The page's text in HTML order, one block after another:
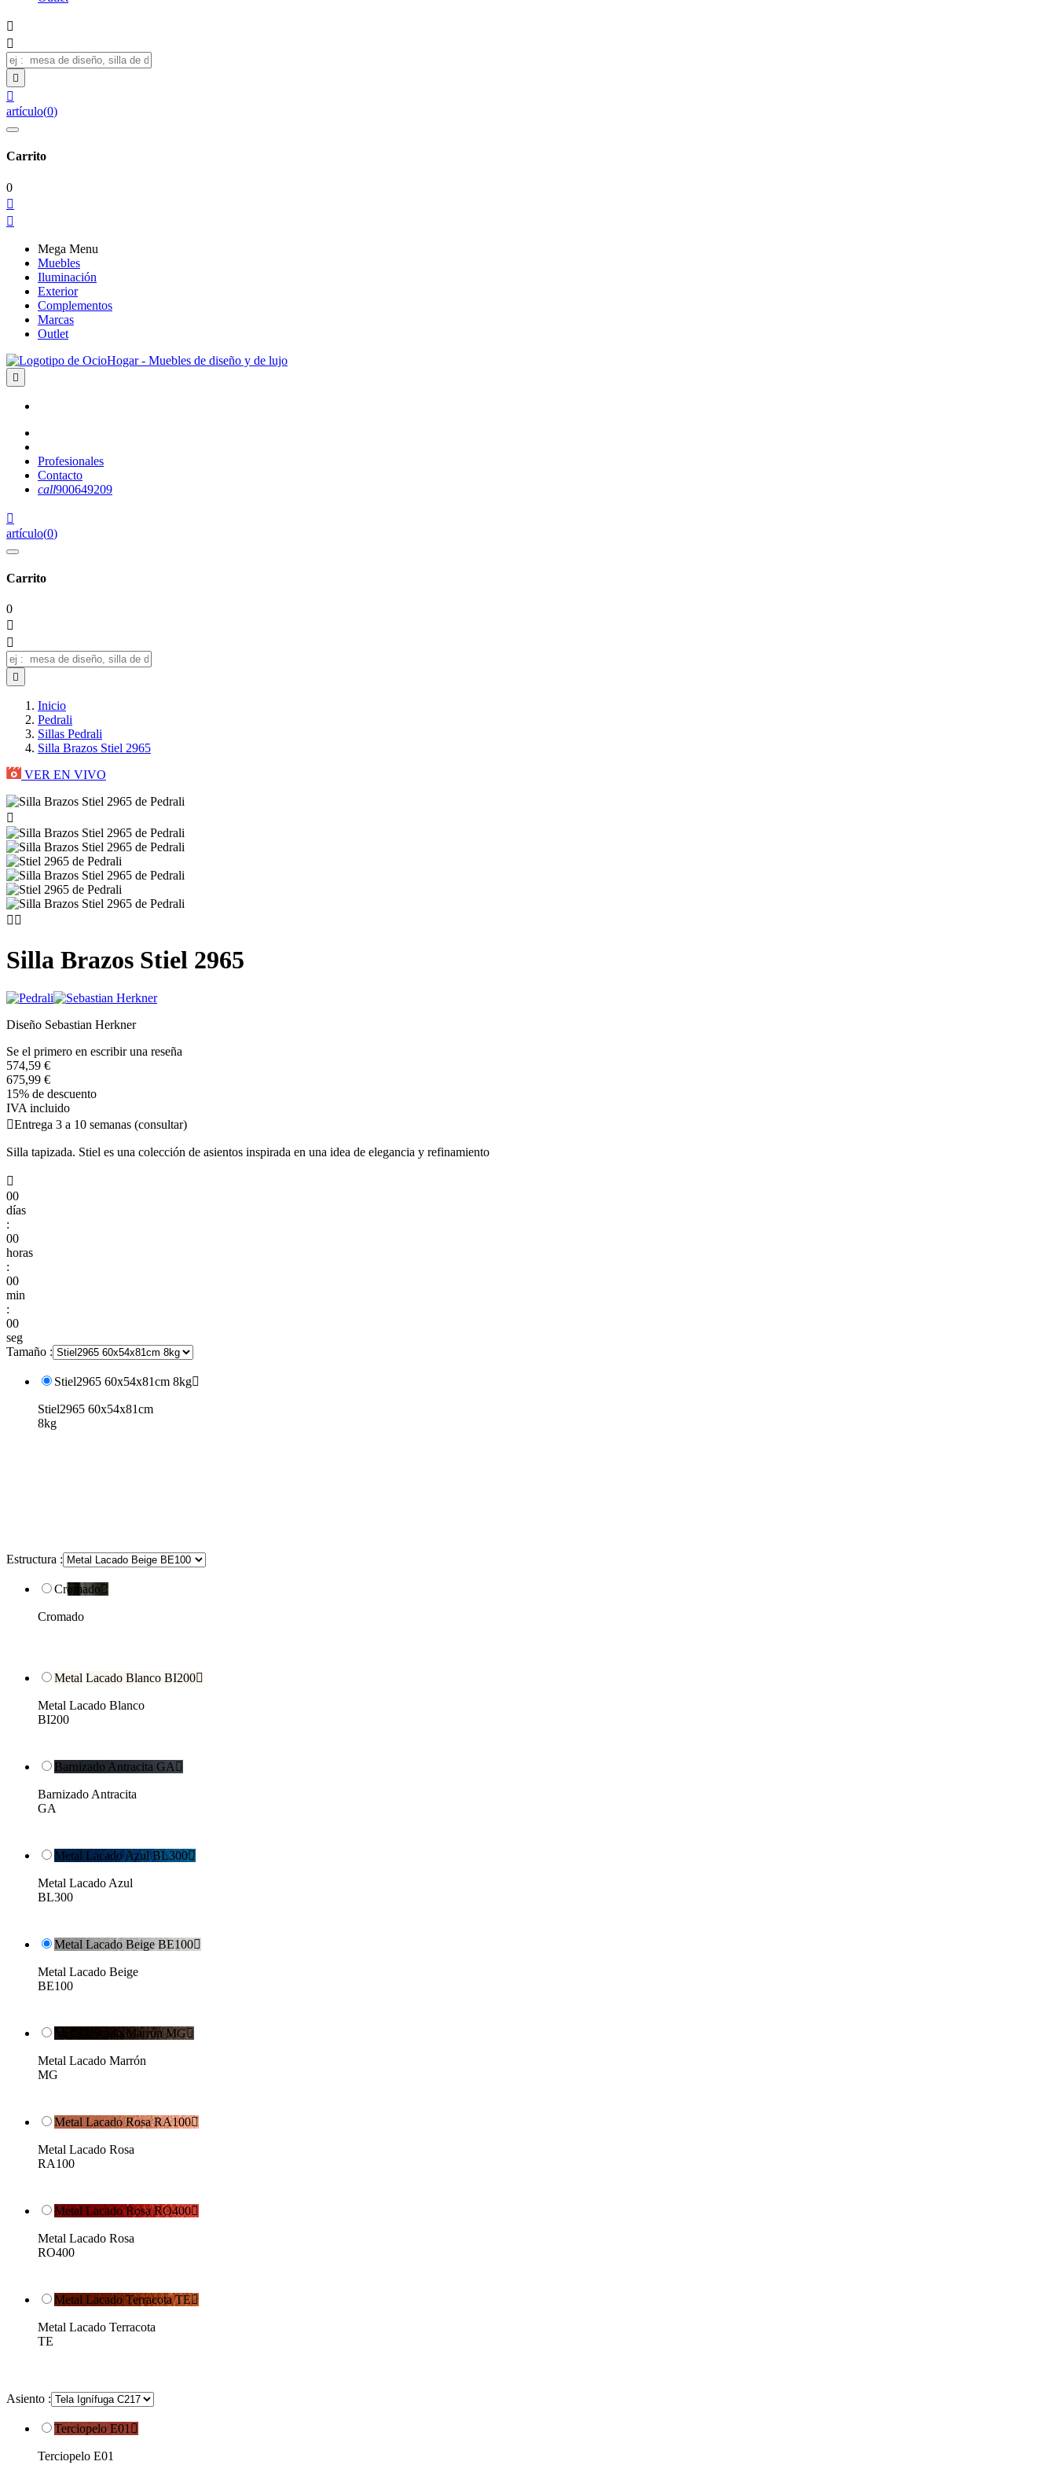




artículo(0)
Carrito
0


Mega Menu
Muebles
Iluminación
Exterior
Complementos
Marcas
Outlet

Profesionales
Contacto
call900649209

artículo(0)
Carrito
0



Inicio
Pedrali
Sillas Pedrali
Silla Brazos Stiel 2965
VER EN VIVO

 
Silla Brazos Stiel 2965
Diseño Sebastian Herkner
Se el primero en escribir una reseña
574,59 €
675,99 €
15% de descuento
IVA incluido
Entrega 3 a 10 semanas (consultar)
Silla tapizada. Stiel es una colección de asientos inspirada en una idea de elegancia y refinamiento

00
días
:
00
horas
:
00
min
:
00
seg
Tamaño :
Stiel2965 60x54x81cm 8kg
Stiel2965 60x54x81cm
8kg
Estructura :
Cromado 
Cromado
Metal Lacado Blanco BI200
Metal Lacado Blanco
BI200
Barnizado Antracita GA 
Barnizado Antracita
GA
Metal Lacado Azul BL300
Metal Lacado Azul
BL300
Metal Lacado Beige BE100
Metal Lacado Beige
BE100
Metal Lacado Marrón MG
Metal Lacado Marrón
MG
Metal Lacado Rosa RA100
Metal Lacado Rosa
RA100
Metal Lacado Rosa RO400
Metal Lacado Rosa
RO400
Metal Lacado Terracota TE
Metal Lacado Terracota
TE
Asiento :
Terciopelo E01 
Terciopelo E01